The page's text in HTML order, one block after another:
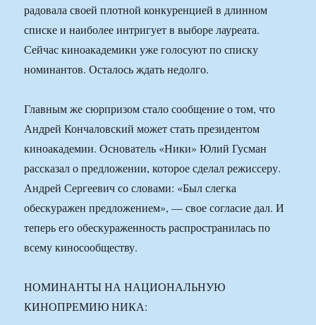
радовала своей плотной конкуренцией в длинном
списке и наиболее интригует в выборе лауреата.
Сейчас киноакадемики уже голосуют по списку
номинантов. Осталось ждать недолго.
Главным же сюрпризом стало сообщение о том, что
Андрей Кончаловский может стать президентом
киноакадемии. Основатель «Ники» Юлий Гусман
рассказал о предложении, которое сделал режиссеру.
Андрей Сергеевич со словами: «Был слегка
обескуражен предложением», — свое согласие дал. И
теперь его обескураженность распространилась по
всему киносообществу.
НОМИНАНТЫ НА НАЦИОНАЛЬНУЮ
КИНОПРЕМИЮ НИКА: